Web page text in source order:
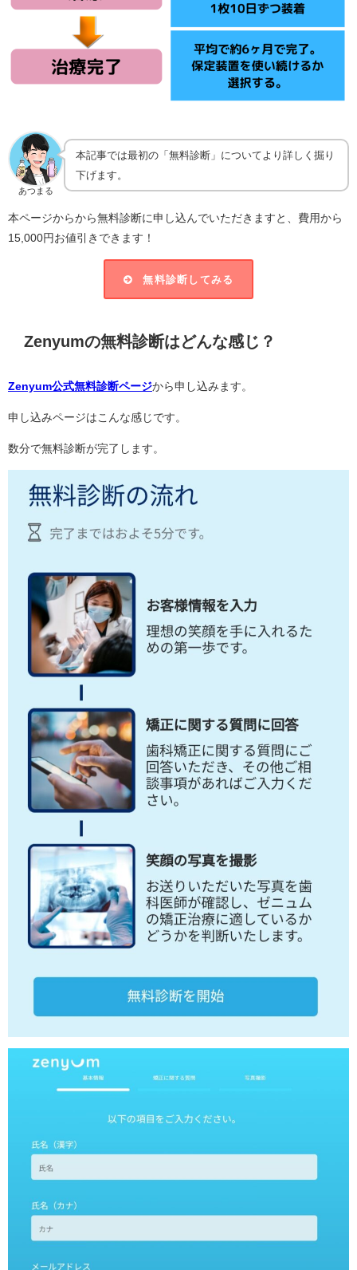
あつまる
本記事では最初の「無料診断」についてより詳しく掘り
下げます。
本ページからから無料診断に申し込んでいただきますと、費用から
15,000円お値引きできます！
無料診断してみる
Zenyumの無料診断はどんな感じ？
Zenyum公式無料診断ページから申し込みます。
申し込みページはこんな感じです。
数分で無料診断が完了します。